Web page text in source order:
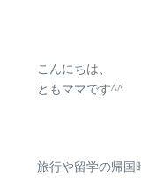
こんにちは、
ともママです^^
旅行や留学の帰国